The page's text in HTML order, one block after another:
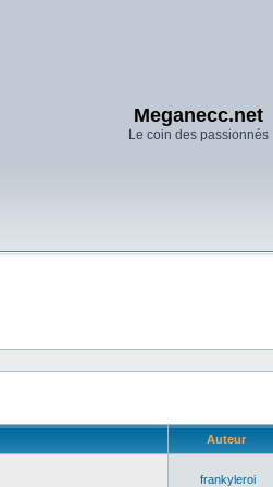
Meganecc.net
Le coin des passionnés
Auteur
frankyleroi